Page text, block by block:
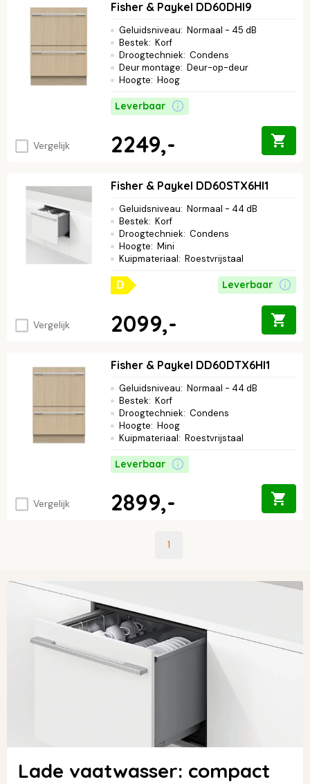
Vergelijk
Fisher & Paykel DD60DHI9
Geluidsniveau: Normaal - 45 dB
Bestek: Korf
Droogtechniek: Condens
Deur montage: Deur-op-deur
Hoogte: Hoog
Leverbaar
2249,-
Vergelijk
Fisher & Paykel DD60STX6HI1
Geluidsniveau: Normaal - 44 dB
Bestek: Korf
Droogtechniek: Condens
Hoogte: Mini
Kuipmateriaal: Roestvrijstaal
D Leverbaar
2099,-
Vergelijk
Fisher & Paykel DD60DTX6HI1
Geluidsniveau: Normaal - 44 dB
Bestek: Korf
Droogtechniek: Condens
Hoogte: Hoog
Kuipmateriaal: Roestvrijstaal
Leverbaar
2899,-
1
Lade vaatwasser: compact